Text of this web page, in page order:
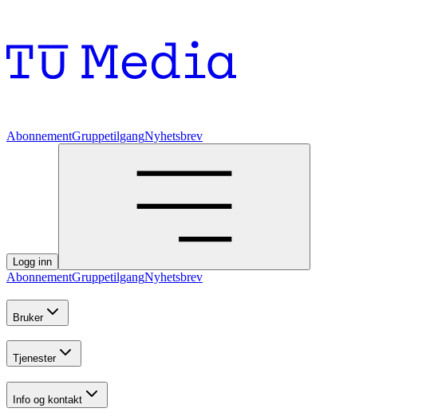
AbonnementGruppetilgangNyhetsbrev
Logg inn
AbonnementGruppetilgangNyhetsbrev
Bruker
Tjenester
Info og kontakt